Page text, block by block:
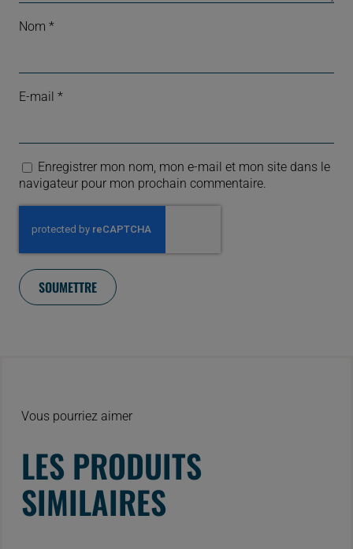
Nom *
E-mail *
Enregistrer mon nom, mon e-mail et mon site dans le
navigateur pour mon prochain commentaire.
Vous pourriez aimer
LES PRODUITS
SIMILAIRES